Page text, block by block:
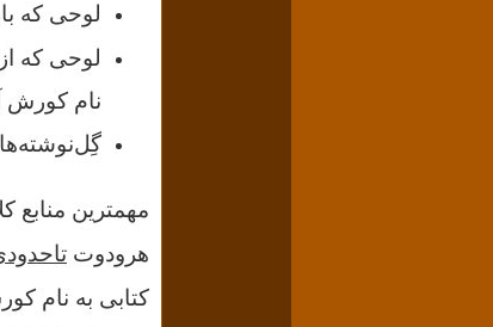
لوحی که
لوحی که از
نام کورش
مهمترین منابع
هرودوت
کتابی به نام